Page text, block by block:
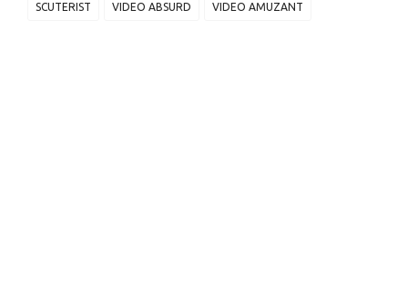
SCUTERIST VIDEO ABSURD VIDEO AMUZANT